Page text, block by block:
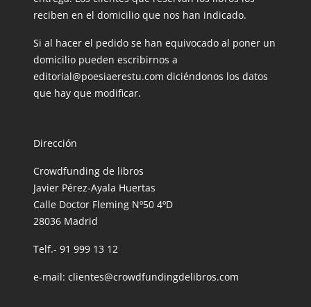
reciben en el domicilio que nos han indicado.
Si al hacer el pedido se han equivocado al poner un
domicilio pueden escribirnos a
editorial@poesiaerestu.com diciéndonos los datos
que hay que modificar.
Dirección
Crowdfunding de libros
Javier Pérez-Ayala Huertas
Calle Doctor Fleming Nº50 4ºD
28036 Madrid
Telf.- 91 999 13 12
e-mail: clientes@crowdfundingdelibros.com